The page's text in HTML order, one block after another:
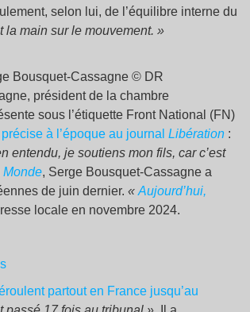
selon lui, de l’équilibre interne du
la main sur le mouvement. »
Bousquet-Cassagne © DR
président de la chambre
sous l’étiquette Front National (FN)
précise à l’époque au journal Libération :
entendu, je soutiens mon fils, car c’est
Monde, Serge Bousquet-Cassagne a
de juin dernier. « Aujourd’hui,
locale en novembre 2024.
partout en France jusqu’au